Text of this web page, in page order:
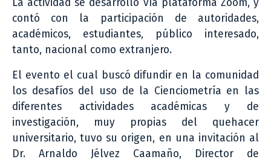
La actividad se desarrolló vía plataforma Zoom, y
contó con la participación de autoridades,
académicos, estudiantes, público interesado,
tanto, nacional como extranjero.
El evento el cual buscó difundir en la comunidad
los desafíos del uso de la Cienciometría en las
diferentes actividades académicas y de
investigación, muy propias del quehacer
universitario, tuvo su origen, en una invitación al
Dr. Arnaldo Jélvez Caamaño, Director de